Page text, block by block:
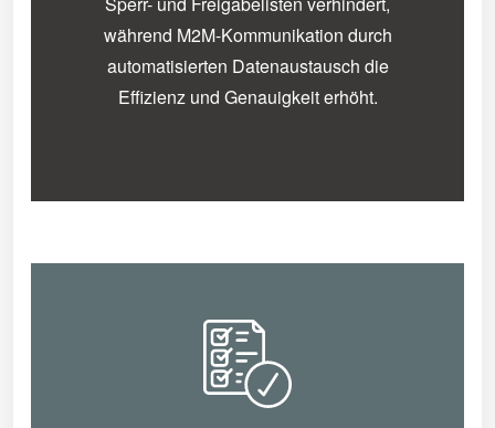
während M2M-Kommunikation durch
automatisierten Datenaustausch die
Effizienz und Genauigkeit erhöht.